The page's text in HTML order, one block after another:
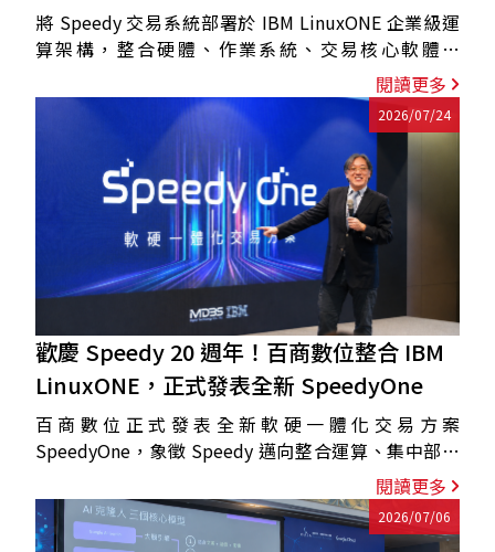
將 Speedy 交易系統部署於 IBM LinuxONE 企業級運
算架構，整合硬體、作業系統、交易核心軟體與
中部署於單一架構中，提升部署彈性與擴充效率。
閱讀更多
2026/07/24
歡慶 Speedy 20 週年！百商數位整合 IBM
LinuxONE，正式發表全新 SpeedyOne
百商數位正式發表全新軟硬一體化交易方案
SpeedyOne，象徵 Speedy 邁向整合運算、集中部署
閱讀更多
2026/07/06